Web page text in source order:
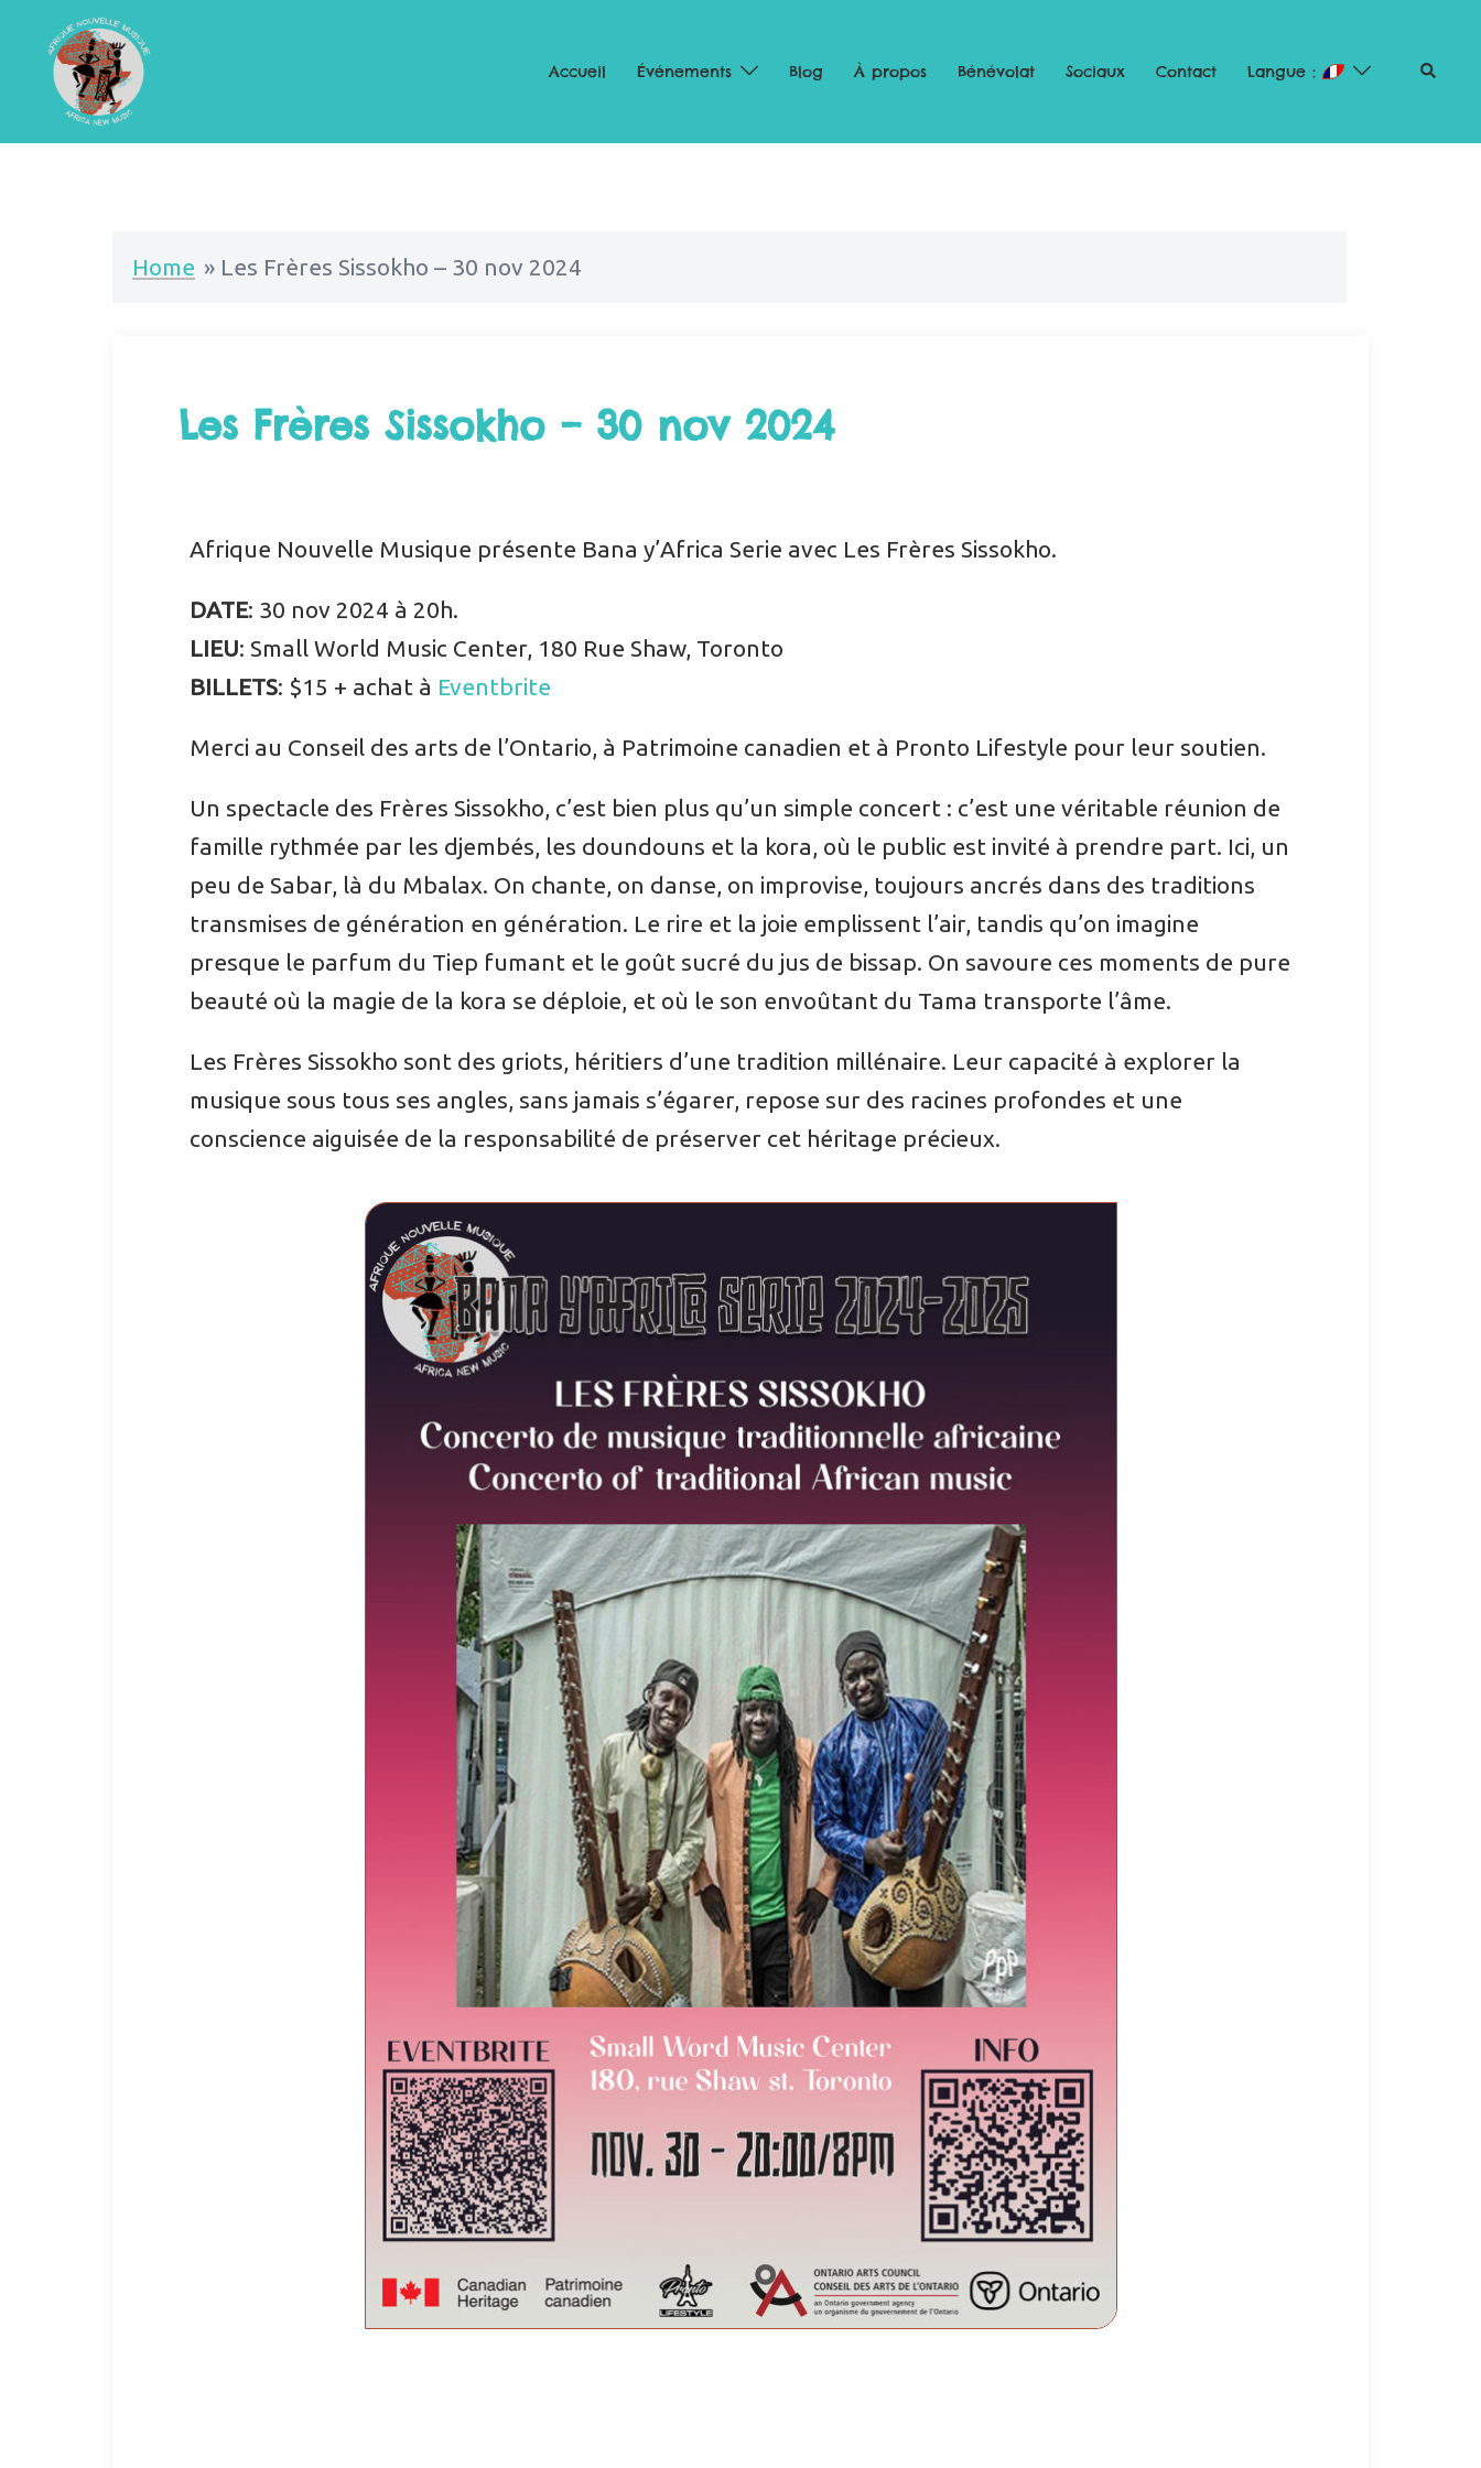
Accueil Événements Blog À propos Bénévolat Sociaux Contact Langue :
Home » Les Frères Sissokho – 30 nov 2024
Les Frères Sissokho – 30 nov 2024
Afrique Nouvelle Musique présente Bana y’Africa Serie avec Les Frères Sissokho.
DATE: 30 nov 2024 à 20h.
LIEU: Small World Music Center, 180 Rue Shaw, Toronto
BILLETS: $15 + achat à Eventbrite
Merci au Conseil des arts de l’Ontario, à Patrimoine canadien et à Pronto Lifestyle pour leur soutien.
Un spectacle des Frères Sissokho, c’est bien plus qu’un simple concert : c’est une véritable réunion de
famille rythmée par les djembés, les doundouns et la kora, où le public est invité à prendre part. Ici, un
peu de Sabar, là du Mbalax. On chante, on danse, on improvise, toujours ancrés dans des traditions
transmises de génération en génération. Le rire et la joie emplissent l’air, tandis qu’on imagine
presque le parfum du Tiep fumant et le goût sucré du jus de bissap. On savoure ces moments de pure
beauté où la magie de la kora se déploie, et où le son envoûtant du Tama transporte l’âme.
Les Frères Sissokho sont des griots, héritiers d’une tradition millénaire. Leur capacité à explorer la
musique sous tous ses angles, sans jamais s’égarer, repose sur des racines profondes et une
conscience aiguisée de la responsabilité de préserver cet héritage précieux.